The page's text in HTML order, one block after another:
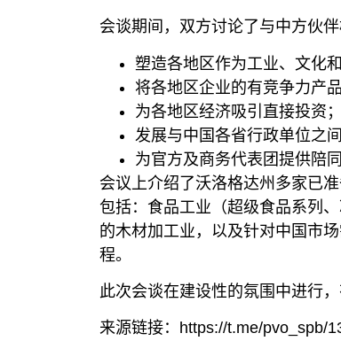
会谈期间，双方讨论了与中方伙
塑造各地区作为工业、文化
将各地区企业的有竞争力产
为各地区经济吸引直接投资；
发展与中国各省行政单位之
为官方及商务代表团提供陪同
会议上介绍了沃洛格达州多家已
包括：食品工业（超级食品系列
的木材加工业，以及针对中国市
程。
此次会谈在建设性的氛围中进行
来源链接：https://t.me/pvo_spb/